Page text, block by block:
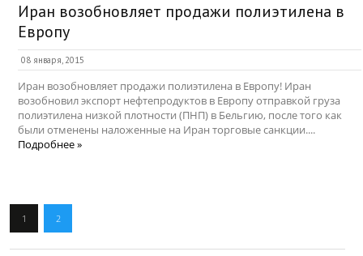
Иран возобновляет продажи полиэтилена в
Европу
08 января, 2015
Иран возобновляет продажи полиэтилена в Европу! Иран
возобновил экспорт нефтепродуктов в Европу отправкой груза
полиэтилена низкой плотности (ПНП) в Бельгию, после того как
были отменены наложенные на Иран торговые санкции....
Подробнее »
1 2